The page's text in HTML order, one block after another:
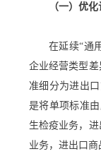
（一）优
在延续“通
企业经营类型
准细分为进出
是将单项标准
生检疫业务，
业务，进出口商